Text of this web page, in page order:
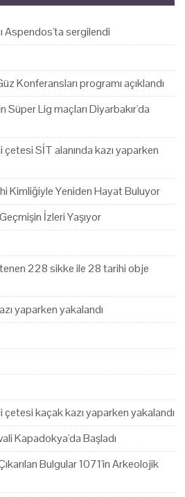
Aspendos'ta sergilendi
Konferansları programı açıklandı
Lig maçları Diyarbakır'da
SİT alanında kazı yaparken
Kimliğiyle Yeniden Hayat Buluyor
İzleri Yaşıyor
228 sikke ile 28 tarihi obje
yaparken yakalandı
kaçak kazı yaparken yakalandı
Kapadokya'da Başladı
Bulgular 1071'in Arkeolojik